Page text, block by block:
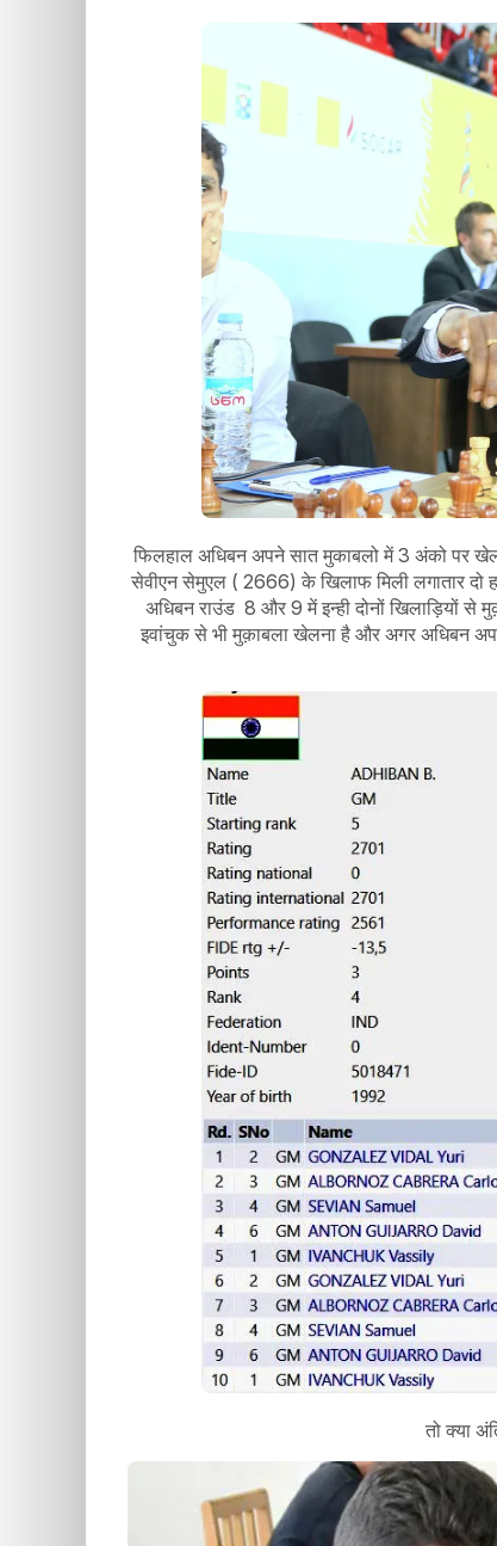
फिलहाल अधिबन अपने सात मुकाबलो में 3 अंको पर
सेवीएन सेमुएल ( 2666) के खिलाफ मिली लगातार दो
अधिबन राउंड 8 और 9 में इन्ही दोनों खिलाड़ियों से
इवांचुक से भी मुक़ाबला खेलना है और अगर अधिबन
तो क्या